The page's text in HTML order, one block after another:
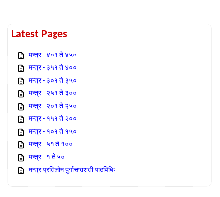
Latest Pages
मन्त्र - ४०१ ते ४५०
मन्त्र - ३५१ ते ४००
मन्त्र - ३०१ ते ३५०
मन्त्र - २५१ ते ३००
मन्त्र - २०१ ते २५०
मन्त्र - १५१ ते २००
मन्त्र - १०१ ते १५०
मन्त्र - ५१ ते १००
मन्त्र - १ ते ५०
मन्त्र प्रतिलोम दुर्गासप्तशती पाठविधिः